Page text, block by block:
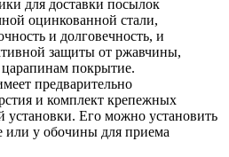
для доставки посылок
оцинкованной стали,
и долговечность, и
защиты от ржавчины,
покрытие.
предварительно
и комплект крепежных
установки. Его можно установить
или у обочины для приема